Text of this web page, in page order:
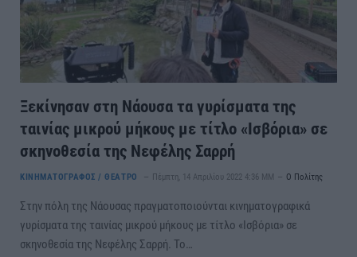
Ξεκίνησαν στη Νάουσα τα γυρίσματα της
ταινίας μικρού μήκους με τίτλο «Ισβόρια» σε
σκηνοθεσία της Νεφέλης Σαρρή
ΚΙΝΗΜΑΤΟΓΡΑΦΟΣ / ΘΕΑΤΡΟ Πέμπτη, 14 Απριλίου 2022 4:36 ΜΜ Ο Πολίτης
Στην πόλη της Νάουσας πραγματοποιούνται κινηματογραφικά
γυρίσματα της ταινίας μικρού μήκους με τίτλο «Ισβόρια» σε
σκηνοθεσία της Νεφέλης Σαρρή. Το…